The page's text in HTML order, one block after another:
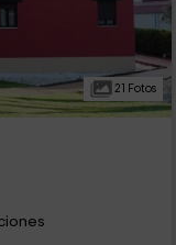
21 Fotos